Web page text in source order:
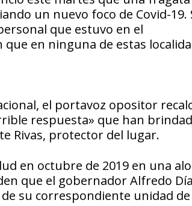
un nuevo foco de Covid-19.
que estuvo en el
en ninguna de estas
el portavoz opositor
respuesta» que han
Rivas, protector del lugar.
en octubre de 2019 en una
que el gobernador Alfredo
su correspondiente unidad de